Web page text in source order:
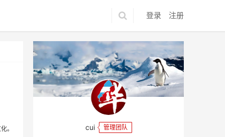
登录 注册
。 cui 管理团队